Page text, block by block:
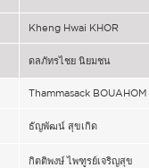
Kheng Hwai KHOR
ดลภัทรไชย นิยมชน
Thammasack BOUAHOM
ธัญพัฒน์ สุขเกิด
กิตติพงษ์ ไพฑูรย์เจริญสุข